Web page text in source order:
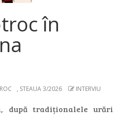
în
, STEAUA 3/2026 INTERVIU
după tradiționalele urări